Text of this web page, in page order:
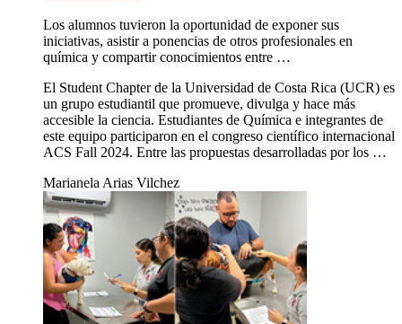
Los alumnos tuvieron la oportunidad de exponer sus
iniciativas, asistir a ponencias de otros profesionales en
química y compartir conocimientos entre …
El Student Chapter de la Universidad de Costa Rica (UCR) es
un grupo estudiantil que promueve, divulga y hace más
accesible la ciencia. Estudiantes de Química e integrantes de
este equipo participaron en el congreso científico internacional
ACS Fall 2024. Entre las propuestas desarrolladas por los …
Marianela Arias Vilchez